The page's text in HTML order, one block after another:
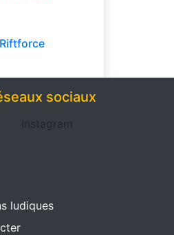
Riftforce
sociaux
Instagram
ludiques